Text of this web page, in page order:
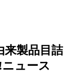
製品目
ュース